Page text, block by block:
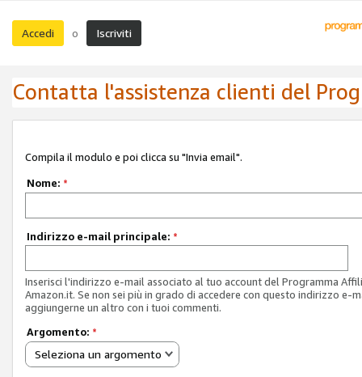
Accedi o Iscriviti
Contatta l'assistenza clienti del
Compila il modulo e poi clicca su "Invia email".
Nome: *
Indirizzo e-mail principale: *
Inserisci l'indirizzo e-mail associato al tuo account del Programma
Amazon.it. Se non sei più in grado di accedere con questo indirizzo e-
aggiungerne un altro con i tuoi commenti.
Argomento: *
Seleziona un argomento